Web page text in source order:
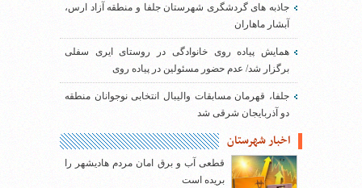
جاذبه های گردشگری شهرستان جلفا و منطقه آزاد ارس،
آبشار ماهاران
همایش پیاده روی خانوادگی در روستای ایری سفلی
برگزار شد/ عدم حضور مسئولین در پیاده روی
جلفا، قهرمان مسابقات والیبال انتخابی نوجوانان منطقه
دو آذربایجان شرقی شد
اخبار شهرستان
قطعی آب و برق امان مردم هادیشهر را
بریده است